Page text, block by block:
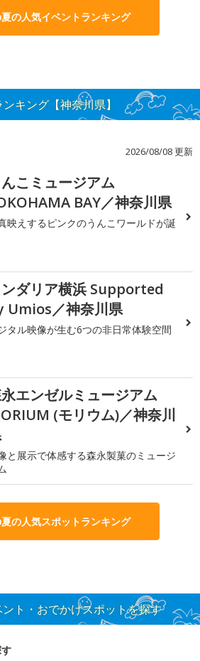
の人気イベントランキング
キング【神奈川県】
2026/08/08 更新
こミュージアム
BAY／神奈川県
映えするピンクのうんこワールドが誕
ダリア横浜 Supported
Umios／神奈川県
タル映像が生む6つの非日常体験空間
エンゼルミュージアム
(モリウム)／神奈川
と展示で体感する森永製菓のミュージ
の人気スポットランキング
ト・おでかけスポットを探す